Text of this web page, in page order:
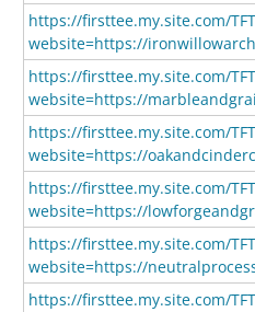
https://firsttee.my.site.com/
website=https://
https://firsttee.my.site.com/
website=https://
https://firsttee.my.site.com/
website=https://
https://firsttee.my.site.com/
website=https://
https://firsttee.my.site.com/
website=https://
https://firsttee.my.site.com/